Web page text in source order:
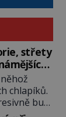
střety
chlapíků.
buší
později